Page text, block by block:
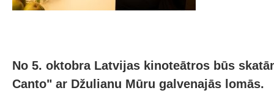
No 5. oktobra Latvijas kinoteātros būs
Canto" ar Džulianu Mūru galvenajās lomās.